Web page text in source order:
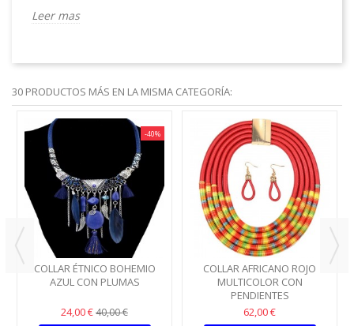
Leer mas
30 PRODUCTOS MÁS EN LA MISMA CATEGORÍA:
-40%
COLLAR ÉTNICO BOHEMIO
AZUL CON PLUMAS
24,00 €40,00 €
COLLAR AFRICANO ROJO
MULTICOLOR CON
PENDIENTES
62,00 €